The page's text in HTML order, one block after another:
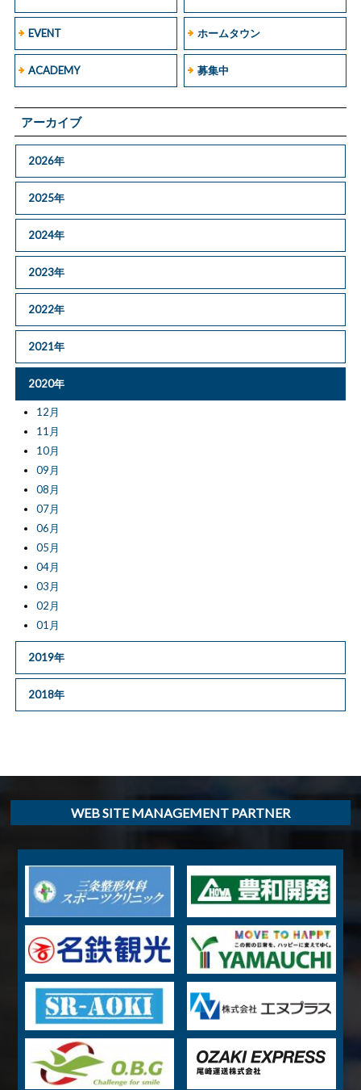
EVENT ホームタウン
ACADEMY 募集中
アーカイブ
2026年
2025年
2024年
2023年
2022年
2021年
2020年
12月
11月
10月
09月
08月
07月
06月
05月
04月
03月
02月
01月
2019年
2018年
WEB SITE MANAGEMENT PARTNER